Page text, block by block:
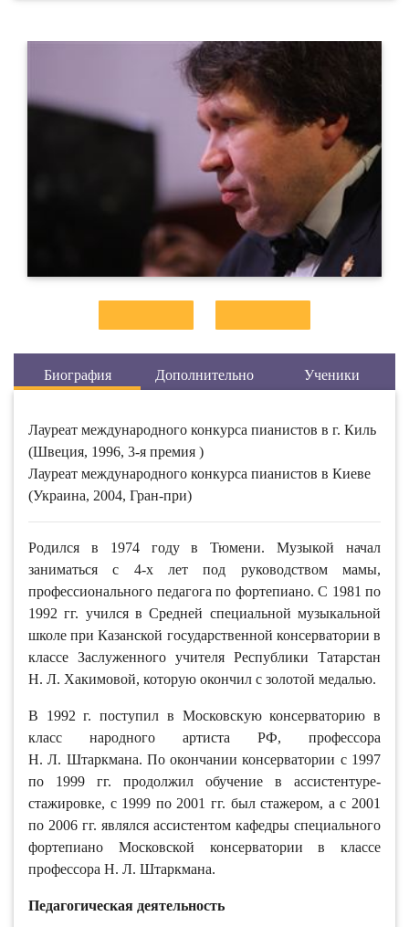
Биография Дополнительно Ученики
Лауреат международного конкурса пианистов в г. Киль
(Швеция, 1996, 3-я премия )
Лауреат международного конкурса пианистов в Киеве
(Украина, 2004, Гран-при)
Родился в 1974 году в Тюмени. Музыкой начал
заниматься с 4-х лет под руководством мамы,
профессионального педагога по фортепиано. С 1981 по
1992 гг. учился в Средней специальной музыкальной
школе при Казанской государственной консерватории в
классе Заслуженного учителя Республики Татарстан
Н. Л. Хакимовой, которую окончил с золотой медалью.
В 1992 г. поступил в Московскую консерваторию в
класс народного артиста РФ, профессора
Н. Л. Штаркмана. По окончании консерватории с 1997
по 1999 гг. продолжил обучение в ассистентуре-
стажировке, с 1999 по 2001 гг. был стажером, а с 2001
по 2006 гг. являлся ассистентом кафедры специального
фортепиано Московской консерватории в классе
профессора Н. Л. Штаркмана.
Педагогическая деятельность